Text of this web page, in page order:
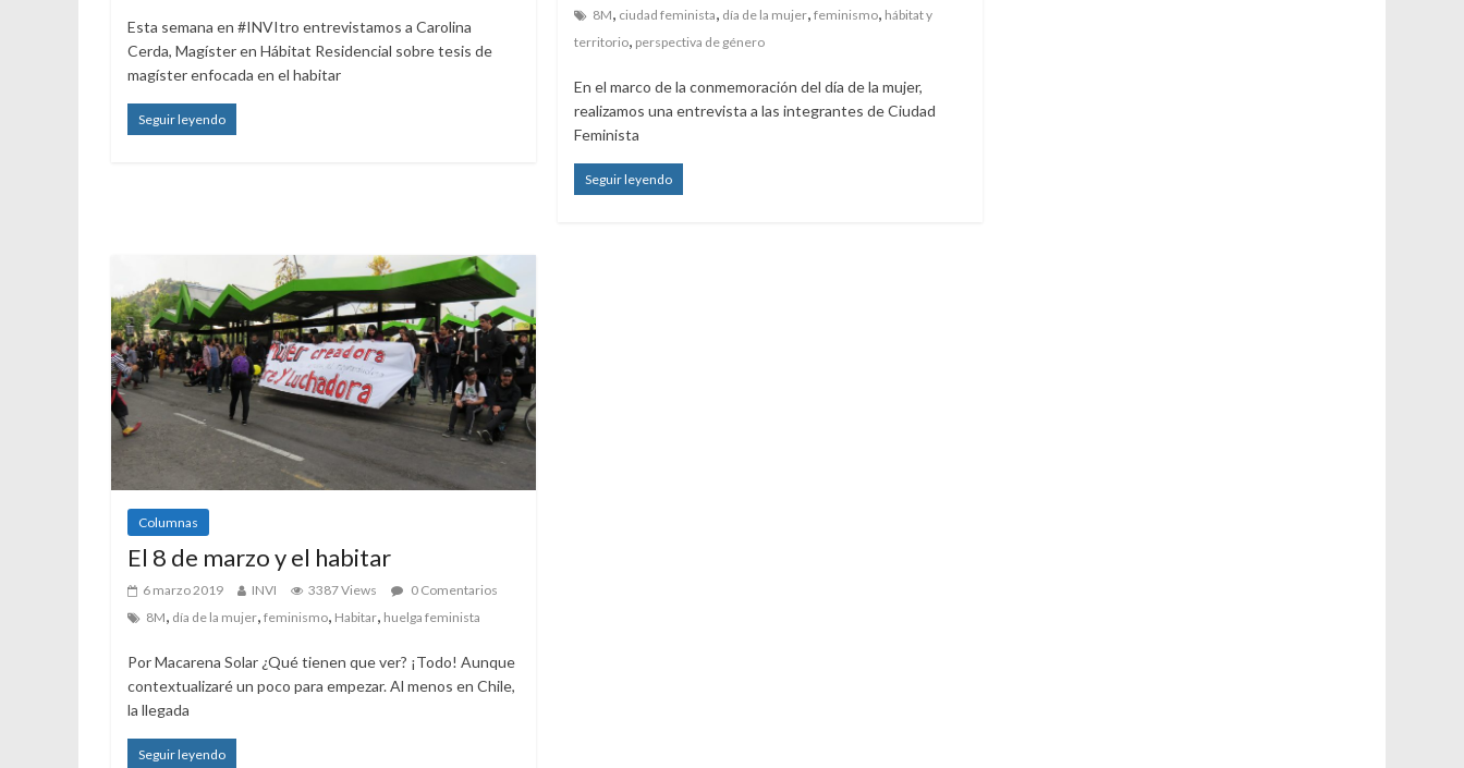
Esta semana en #INVItro entrevistamos a Carolina
Cerda, Magíster en Hábitat Residencial sobre tesis de
magíster enfocada en el habitar
Seguir leyendo
8M ciudad feminista día de la mujer ,feminismo hábitat y
territorio perspectiva de género
En el marco de la conmemoración del día de la mujer,
realizamos una entrevista a las integrantes de Ciudad
Feminista
Seguir leyendo
Columnas
El 8 de marzo y el habitar
6 marzo 2019 INVI 3387 Views
0 Comentarios
8M, día de la mujer, feminismo, Habitar, huelga feminista
Por Macarena Solar ¿Qué tienen que ver? ¡Todo! Aunque
contextualizaré un poco para empezar. Al menos en Chile,
la llegada
Seguir leyendo